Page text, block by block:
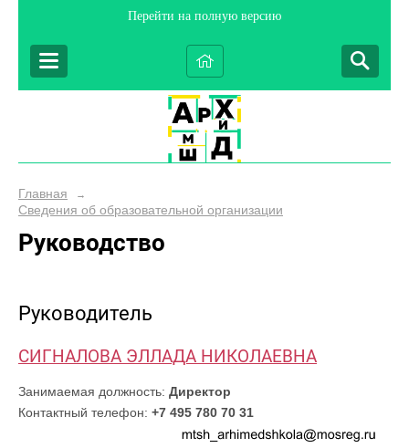
Перейти на полную версию
Главная →
Сведения об образовательной организации
Руководство
Руководитель
СИГНАЛОВА ЭЛЛАДА НИКОЛАЕВНА
Занимаемая должность: Директор
Контактный телефон: +7 495 780 70 31